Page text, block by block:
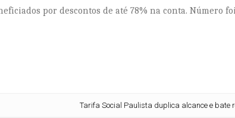
por descontos de até 78% na conta. Número
Tarifa Social Paulista duplica alcance e bate recorde